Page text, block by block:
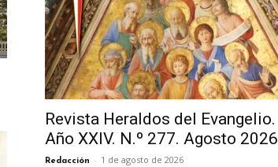
Revista Heraldos del Evangelio.
Año XXIV. N.º 277. Agosto 2026
Redacción - 1 de agosto de 2026